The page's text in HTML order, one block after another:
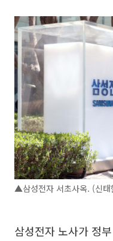
▲삼성전자 서초사옥. (신
삼성전자 노사가 정